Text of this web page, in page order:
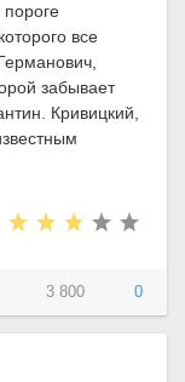
все
забывает
Кривицкий,
3 800 0